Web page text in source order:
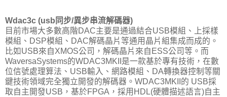
Wdac3c (usb同步/異步串流解碼器)
目前市場大多數高階DAC主要是通過結合USB模組、上採樣
模組、DSP模組、DAC解碼晶片等通用晶片組集成而成的。
比如USB來自XMOS公司，解碼晶片來自ESS公司等。而
WaversaSystems的WDAC3MKII是一款基於專有技術，在數
位信號處理算法、USB輸入、網路模組、DA轉換器控制等關
鍵技術領域完全獨立開發的解碼器。WDAC3MKII的 USB採
取自主開發USB，基於FPGA，採用HDL(硬體描述語言)自主